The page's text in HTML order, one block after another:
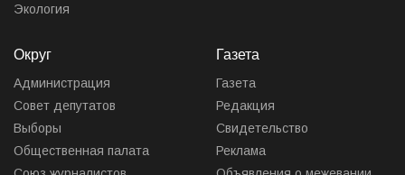
Экология
Округ
Администрация
Совет депутатов
Выборы
Общественная палата
Газета
Газета
Редакция
Свидетельство
Реклама